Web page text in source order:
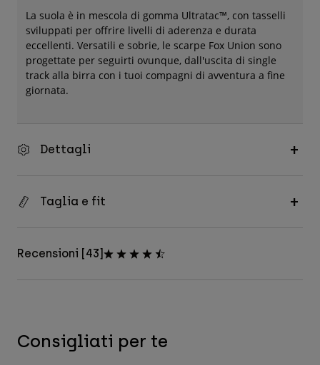
La suola è in mescola di gomma Ultratac™, con tasselli
sviluppati per offrire livelli di aderenza e durata
eccellenti. Versatili e sobrie, le scarpe Fox Union sono
progettate per seguirti ovunque, dall'uscita di single
track alla birra con i tuoi compagni di avventura a fine
giornata.
Dettagli
Taglia e fit
Recensioni [43]
Consigliati per te